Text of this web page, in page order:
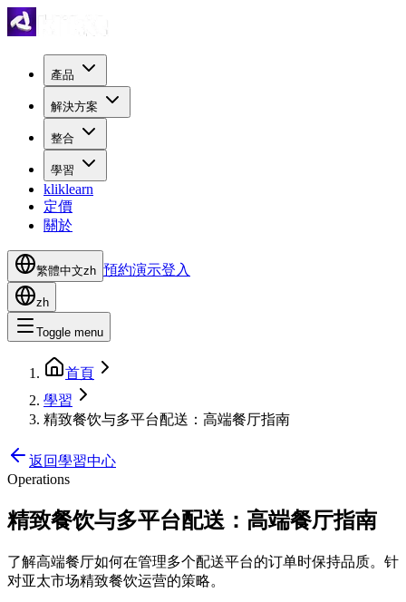
產品
解決方案
整合
學習
kliklearn
定價
關於
繁體中文zh 預約演示登入
zh
Toggle menu
首頁
學習
精致餐饮与多平台配送：高端餐厅指南
返回學習中心
Operations
精致餐饮与多平台配送：高端餐厅指南
了解高端餐厅如何在管理多个配送平台的订单时保持品质。针
对亚太市场精致餐饮运营的策略。